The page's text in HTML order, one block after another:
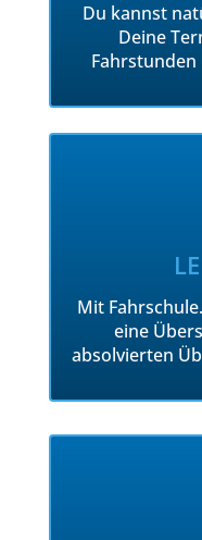
Du kannst
Deine
Mit
eine
absolvierten